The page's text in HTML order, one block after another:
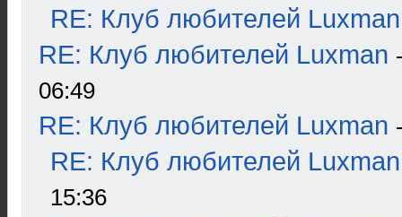
RE: Клуб любителей Luxman
RE: Клуб любителей Luxman
06:49
RE: Клуб любителей Luxman
RE: Клуб любителей Luxman
15:36